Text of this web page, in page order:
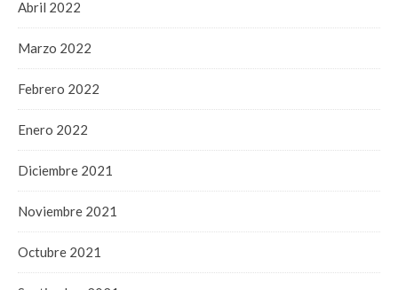
Abril 2022
Marzo 2022
Febrero 2022
Enero 2022
Diciembre 2021
Noviembre 2021
Octubre 2021